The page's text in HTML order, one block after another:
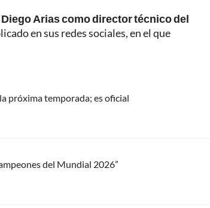
Arias como director técnico del
en sus redes sociales, en el que
próxima temporada; es oficial
del Mundial 2026”